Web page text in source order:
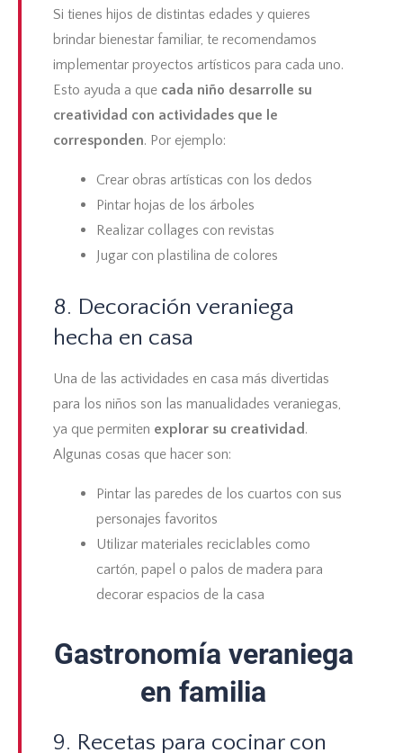
Si tienes hijos de distintas edades y quieres
brindar bienestar familiar, te recomendamos
implementar proyectos artísticos para cada uno.
Esto ayuda a que cada niño desarrolle su
creatividad con actividades que le
corresponden. Por ejemplo:
Crear obras artísticas con los dedos
Pintar hojas de los árboles
Realizar collages con revistas
Jugar con plastilina de colores
8. Decoración veraniega
hecha en casa
Una de las actividades en casa más divertidas
para los niños son las manualidades veraniegas
ya que permiten explorar su creatividad .
Algunas cosas que hacer son:
Pintar las paredes de los cuartos con sus
personajes favoritos
Utilizar materiales reciclables como
cartón, papel o palos de madera para
decorar espacios de la casa
Gastronomía veraniega
en familia
9. Recetas para cocinar con